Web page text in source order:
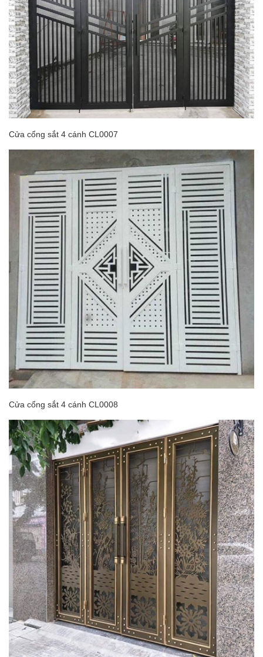
Cửa cổng sắt 4 cánh CL0007
Cửa cổng sắt 4 cánh CL0008